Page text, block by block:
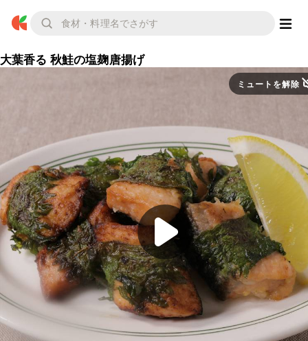
大葉香る 秋鮭の塩麹唐揚げ
ミュートを解除